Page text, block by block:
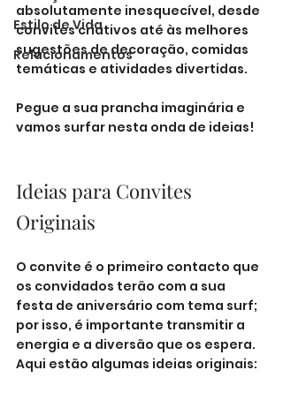
Estilo de Vida
Relacionamentos
absolutamente inesquecível, desde
convites criativos até às melhores
sugestões de decoração, comidas
temáticas e atividades divertidas.
Pegue a sua prancha imaginária e
vamos surfar nesta onda de ideias!
Ideias para Convites
Originais
O convite é o primeiro contacto que
os convidados terão com a sua
festa de aniversário com tema surf;
por isso, é importante transmitir a
energia e a diversão que os espera.
Aqui estão algumas ideias originais: